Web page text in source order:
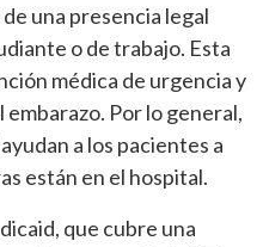
una presencia legal
o de trabajo. Esta
médica de urgencia y
Por lo general,
a los pacientes a
están en el hospital.
que cubre una